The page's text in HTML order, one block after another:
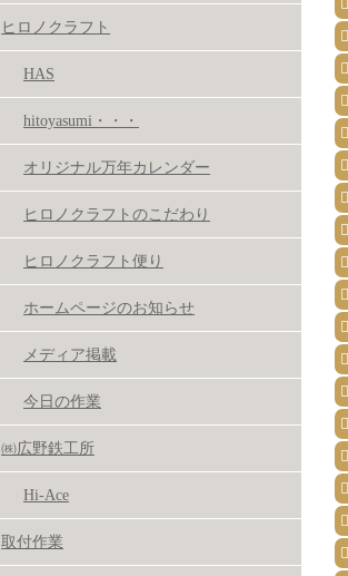
ヒロノクラフト
HAS
hitoyasumi・・・
オリジナル万年カレンダー
ヒロノクラフトのこだわり
ヒロノクラフト便り
ホームページのお知らせ
メディア掲載
今日の作業
㈱広野鉄工所
Hi-Ace
取付作業